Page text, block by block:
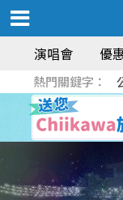
演唱會 優
熱門關鍵字：